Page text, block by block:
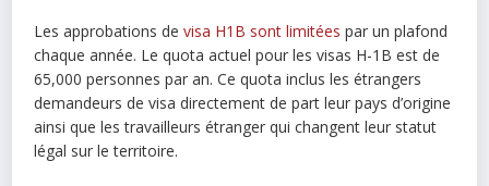
Les approbations devisa H1B sont limitées par un plafond
chaque année. Le quota actuel pour les visas H-1B est de
65,000 personnes par an. Ce quota inclus les étrangers
demandeurs de visa directement de part leur pays d’origine
ainsi que les travailleurs étranger qui changent leur statut
légal sur le territoire.